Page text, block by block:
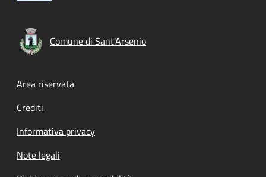
Comune di Sant'Arsenio
Footer menu
Area riservata
Crediti
Informativa privacy
Note legali